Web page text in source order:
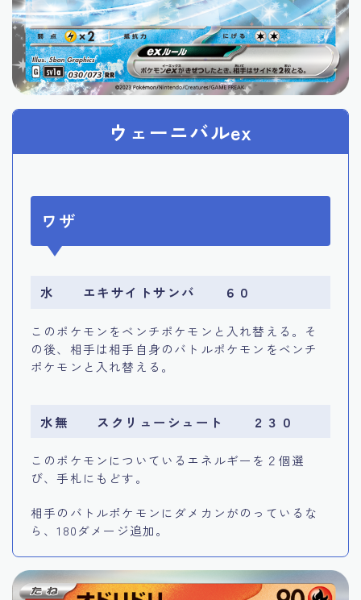
ウェーニバルex
ワザ
水 エキサイトサンバ ６０
このポケモンをベンチポケモンと入れ替える。そ
の後、相手は相手自身のバトルポケモンをベンチ
ポケモンと入れ替える。
水無 スクリューシュート ２３０
このポケモンについているエネルギーを２個選
び、手札にもどす。
相手のバトルポケモンにダメカンがのっているな
ら、180ダメージ追加。